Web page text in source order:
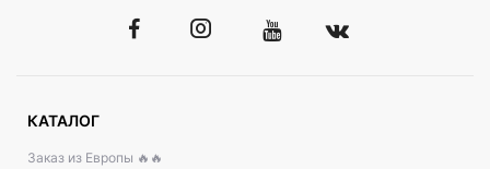
КАТАЛОГ
Заказ из Европы 🔥🔥